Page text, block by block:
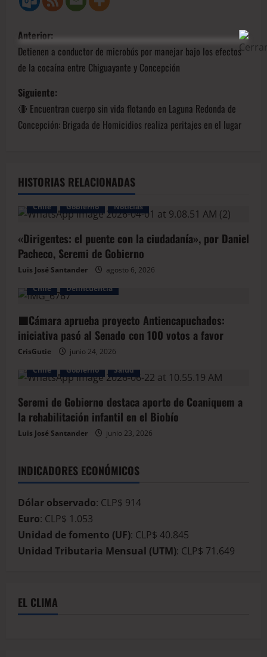
Anterior:
Detienen a conductor de microbús por manejar bajo los efectos
de la cocaína entre Chiguayante y Concepción
Siguiente:
🔴 Encuentran cuerpo sin vida flotando en Laguna Redonda de
Concepción: Brigada de Homicidios realiza peritajes en el lugar
HISTORIAS RELACIONADAS
Chile Gobierno Noticias
«Dirigentes: el puente con la ciudadanía», por Daniel
Pacheco, Seremi de Gobierno
Luis José Santander
agosto 6, 2026
Chile
Delincuencia
🟦Cámara aprueba proyecto Antiencapuchados:
iniciativa pasó al Senado con 100 votos a favor
CrisGutie
junio 24, 2026
Chile
Gobierno Salud
Seremi de Gobierno destaca aporte de Coaniquem a
la rehabilitación infantil en el Biobío
Luis José Santander junio 23, 2026
INDICADORES ECONÓMICOS
Dólar observado: CLP$ 914
Euro: CLP$ 1.053
Unidad de fomento (UF): CLP$ 40.845
Unidad Tributaria Mensual (UTM): CLP$ 71.649
EL CLIMA